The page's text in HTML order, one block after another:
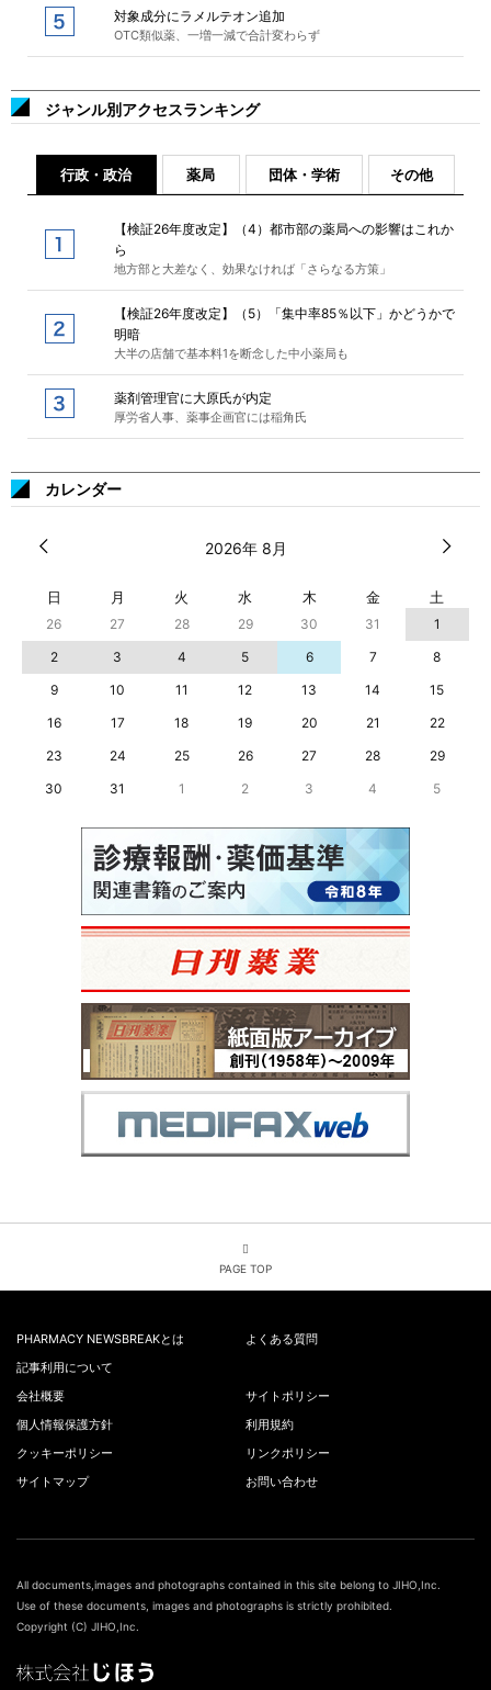
対象成分にラメルテオン追加
OTC類似薬、一増一減で合計変わらず
ジャンル別アクセスランキング
行政・政治 薬局 団体・学術 その他
【検証26年度改定】（4）都市部の薬局への影響はこれか
ら
地方部と大差なく、効果なければ「さらなる方策」
【検証26年度改定】（5）「集中率85％以下」かどうかで
明暗
大半の店舗で基本料1を断念した中小薬局も
薬剤管理官に大原氏が内定
厚労省人事、薬事企画官には稲角氏
カレンダー
2026年 8月
日 月 火 水 木 金 土
26 27 28 29 30 31
1
2
3 4 5 6 7
8
9
10 11 12 13 14
15
16
17 18 19 20 21
22
23
24 25 26 27 28
29
30
31 1 2 3 4 5
PAGE TOP
PHARMACY NEWSBREAKとは
よくある質問
記事利用について
会社概要
サイトポリシー
個人情報保護方針
利用規約
クッキーポリシー
リンクポリシー
サイトマップ
お問い合わせ
All documents,images and photographs contained in this site belong to JIHO,Inc.
Use of these documents, images and photographs is strictly prohibited.
Copyright (C) JIHO,Inc.